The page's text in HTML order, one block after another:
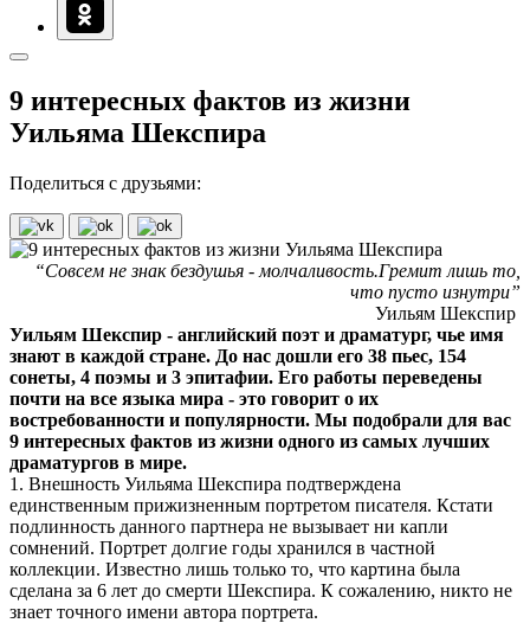
9 интересных фактов из жизни
Уильяма Шекспира
Поделиться с друзьями:
“Совсем не знак бездушья - молчаливость.Гремит лишь то,
что пусто изнутри”
Уильям Шекспир
Уильям Шекспир - английский поэт и драматург, чье имя
знают в каждой стране. До нас дошли его 38 пьес, 154
сонеты, 4 поэмы и 3 эпитафии. Его работы переведены
почти на все языка мира - это говорит о их
востребованности и популярности. Мы подобрали для вас
9 интересных фактов из жизни одного из самых лучших
драматургов в мире.
1. Внешность Уильяма Шекспира подтверждена
единственным прижизненным портретом писателя. Кстати
подлинность данного партнера не вызывает ни капли
сомнений. Портрет долгие годы хранился в частной
коллекции. Известно лишь только то, что картина была
сделана за 6 лет до смерти Шекспира. К сожалению, никто не
знает точного имени автора портрета.